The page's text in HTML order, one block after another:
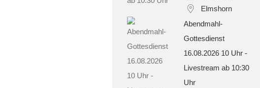
Elmshorn
Abendmahl-
Gottesdienst
16.08.2026 10 Uhr -
Livestream ab 10:30
Uhr